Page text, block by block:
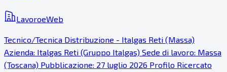
LavoroeWeb
Tecnico/Tecnica Distribuzione - Italgas Reti (Massa)
Azienda: Italgas Reti (Gruppo Italgas) Sede di lavoro: Massa
(Toscana) Pubblicazione: 27 luglio 2026 Profilo Ricercato